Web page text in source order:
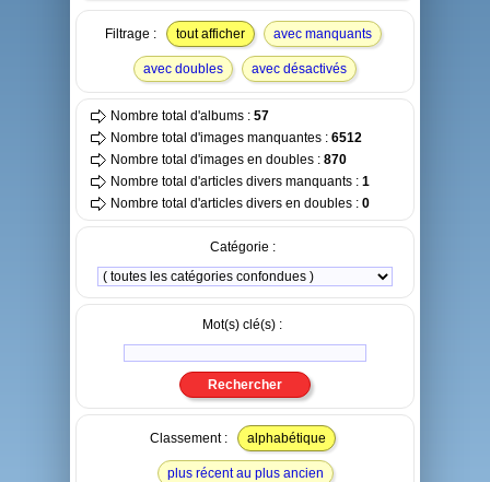
Filtrage : tout afficher avec manquants
avec doubles avec désactivés
Nombre total d'albums : 57
Nombre total d'images manquantes : 6512
Nombre total d'images en doubles : 870
Nombre total d'articles divers manquants : 1
Nombre total d'articles divers en doubles : 0
Catégorie :
Mot(s) clé(s) :
Classement : alphabétique
plus récent au plus ancien